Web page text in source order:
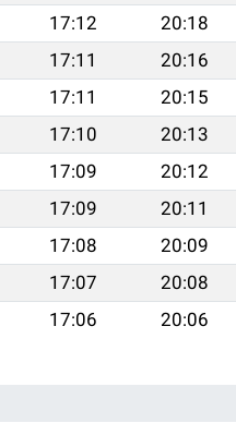
17:12 20:18
17:11 20:16
17:11 20:15
17:10 20:13
17:09 20:12
17:09 20:11
17:08 20:09
17:07 20:08
17:06 20:06